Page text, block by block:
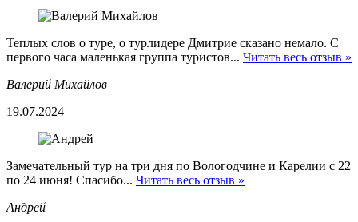
Теплых слов о туре, о турлидере Дмитрие сказано немало. С
первого часа маленькая группа туристов... Читать весь отзыв »
Валерий Михайлов
19.07.2024
Замечательный тур на три дня по Вологодчине и Карелии с 22
по 24 июня! Спасибо... Читать весь отзыв »
Андрей